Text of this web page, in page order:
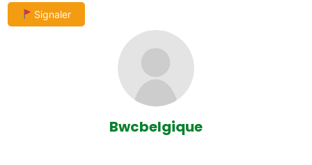
Skip
to
Signaler
Bwcbelgique